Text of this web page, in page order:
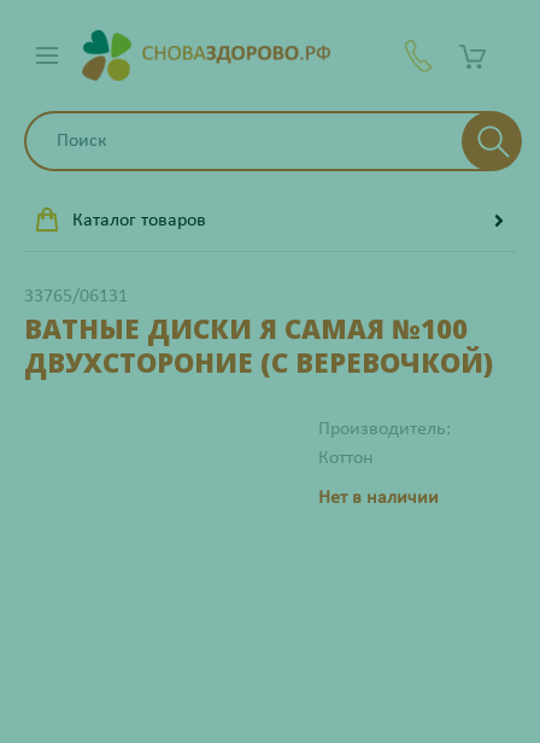
Каталог товаров
33765/06131
ВАТНЫЕ ДИСКИ Я САМАЯ №100
ДВУХСТОРОНИЕ (С ВЕРЕВОЧКОЙ)
Производитель:
Коттон
Нет в наличии